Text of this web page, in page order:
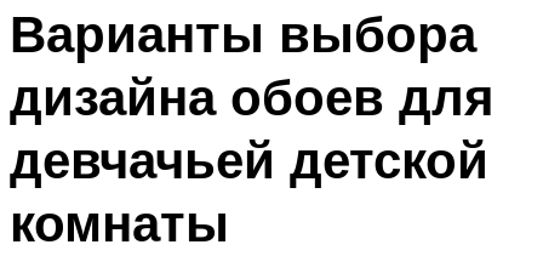
Варианты выбора
дизайна обоев для
девчачьей детской
комнаты